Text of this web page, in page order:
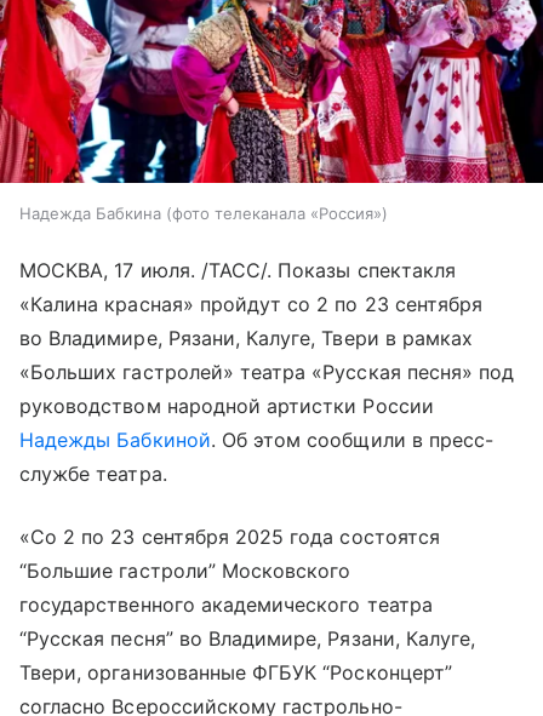
Надежда Бабкина (фото телеканала «Россия»)
МОСКВА, 17 июля. /ТАСС/. Показы спектакля
«Калина красная» пройдут со 2 по 23 сентября
во Владимире, Рязани, Калуге, Твери в рамках
«Больших гастролей» театра «Русская песня» под
руководством народной артистки России
Надежды Бабкиной. Об этом сообщили в пресс-
службе театра.
«Со 2 по 23 сентября 2025 года состоятся
“Большие гастроли” Московского
государственного академического театра
“Русская песня” во Владимире, Рязани, Калуге,
Твери, организованные ФГБУК “Росконцерт”
согласно Всероссийскому гастрольно-